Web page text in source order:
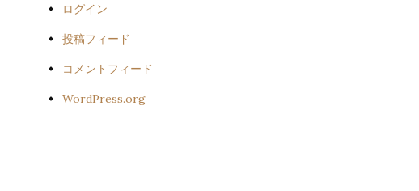
ログイン
投稿フィード
コメントフィード
WordPress.org